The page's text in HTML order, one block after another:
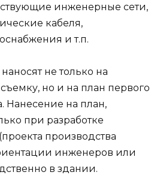
инженерные сети,
кабеля,
и т.п.
не только на
но и на план первого
Нанесение на план,
при разработке
производства
инженеров или
в здании.